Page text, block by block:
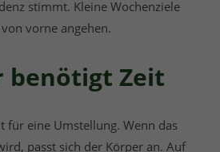
stimmt. Kleine Wochenziele
vorne angehen.
benötigt Zeit
für eine Umstellung. Wenn das
passt sich der Körper an. Auf